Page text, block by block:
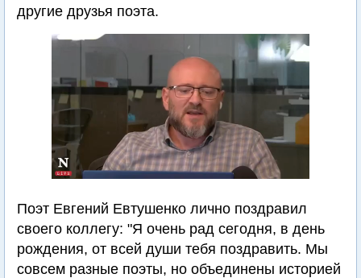
другие друзья поэта.
Поэт Евгений Евтушенко лично поздравил
своего коллегу: "Я очень рад сегодня, в день
рождения, от всей души тебя поздравить. Мы
совсем разные поэты, но объединены историей